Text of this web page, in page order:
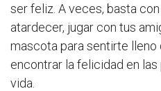
ser feliz. A veces, basta
atardecer, jugar con tus
mascota para sentirte lleno
encontrar la felicidad en
vida.